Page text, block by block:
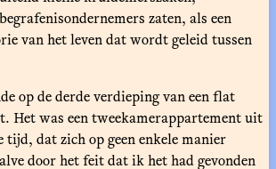
zaten, als een
van het leven dat wordt geleid tussen
op de derde verdieping van een flat
Het was een tweekamerappartement uit
tijd, dat zich op geen enkele manier
door het feit dat ik het had gevonden